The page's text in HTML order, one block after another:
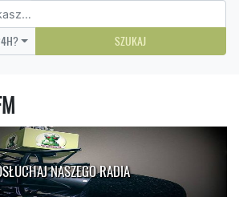
SZUKAJ
NASZEGO RADIA